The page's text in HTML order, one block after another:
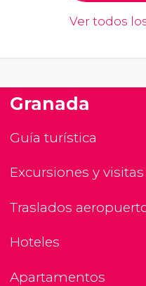
Ver todos
Granada
Guía turística
Excursiones y
Traslados
Hoteles
Apartamentos